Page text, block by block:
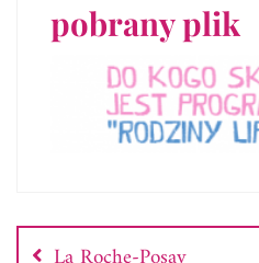
pobrany plik
Nawigacja
wpisu